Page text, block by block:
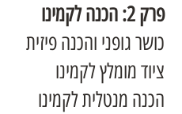
פרק 2: הכנה לקמינו
כושר גופני והכנה פיזית
ציוד מומלץ לקמינו
הכנה מנטלית לקמינו